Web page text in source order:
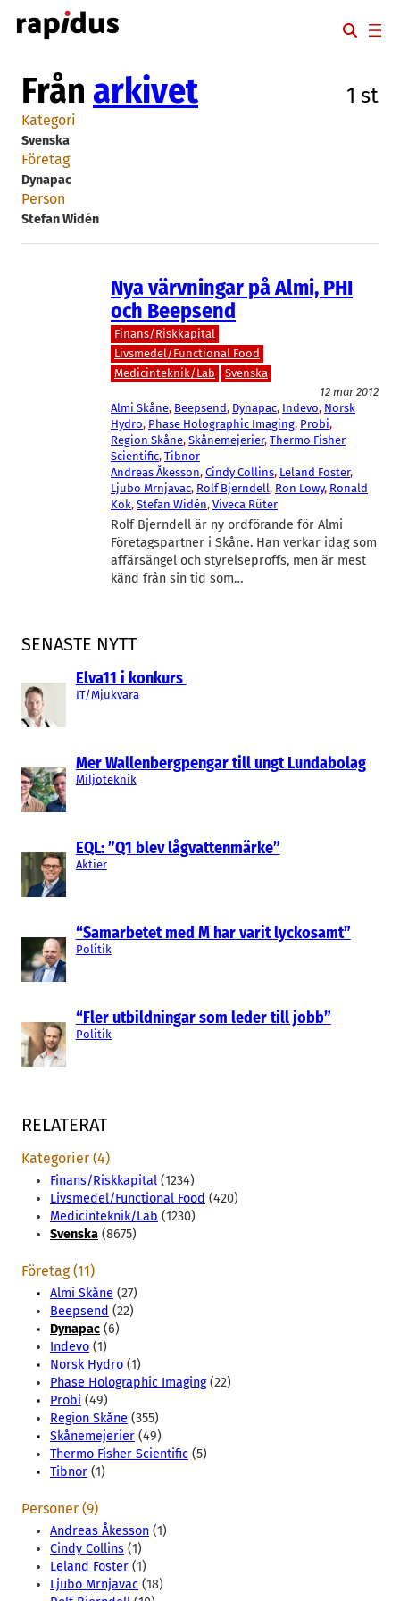
Hoppa
till
SENASTE NYTT
Elva11 i konkurs
IT/Mjukvara
Mer Wallenbergpengar till ungt Lundabolag
Miljöteknik
EQL: ”Q1 blev lågvattenmärke”
Aktier
“Samarbetet med M har varit lyckosamt”
Politik
“Fler utbildningar som leder till jobb”
Politik
Från arkivet 1 st
Kategori
Svenska
Företag
Dynapac
Person
Stefan Widén
Nya värvningar på Almi, PHI
och Beepsend
Finans/Riskkapital
Livsmedel/Functional Food
Medicinteknik/Lab
Svenska
12 mar 2012
Almi Skåne, Beepsend, Dynapac, Indevo, Norsk
Hydro, Phase Holographic Imaging, Probi
Region Skåne, Skånemejerier, Thermo Fisher
Scientific, Tibnor
Andreas Åkesson, Cindy Collins, Leland Foster
Ljubo Mrnjavac, Rolf Bjerndell, Ron Lowy, Ronald
Kok, Stefan Widén, Viveca Rüter
Rolf Bjerndell är ny ordförande för Almi
Företagspartner i Skåne. Han verkar idag som
affärsängel och styrelseproffs, men är mest
känd från sin tid som…
RELATERAT
Kategorier (4)
Finans/Riskkapital (1234)
Livsmedel/Functional Food (420)
Medicinteknik/Lab (1230)
Svenska (8675)
Företag (11)
Almi Skåne (27)
Beepsend (22)
Dynapac (6)
Indevo (1)
Norsk Hydro (1)
Phase Holographic Imaging(22)
Probi (49)
Region Skåne (355)
Skånemejerier (49)
Thermo Fisher Scientific (5)
Tibnor (1)
Personer (9)
Andreas Åkesson (1)
Cindy Collins (1)
Leland Foster (1)
Ljubo Mrnjavac (18)